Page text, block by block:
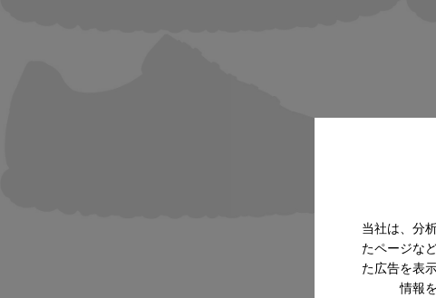
当社は、分
たページな
た広告を表
情報